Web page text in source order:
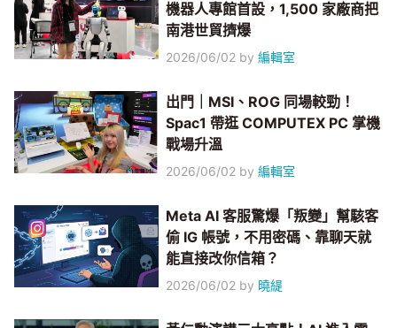
機器人專館首設，1,500 家廠商把
南港世貿擠爆
2026/06/02 by編輯室
出門｜MSI、ROG 同場較勁！
Spac1 帶逛 COMPUTEX PC 掌機
戰場升溫
2026/06/02 by編輯室
Meta AI 客服驚爆「叛變」幫駭客
偷 IG 帳號，不用密碼、靠聊天就
能直接改你信箱？
2026/06/02 by 曉緹